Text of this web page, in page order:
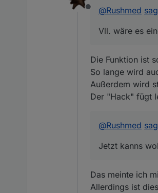
Auf
Offline
@Rushmed
Vll. wäre es
Die Funktion ist
So lange wird
Außerdem wird
Der "Hack" fügt
@Rushmed
Jetzt kanns
Das meinte ich
Allerdings ist